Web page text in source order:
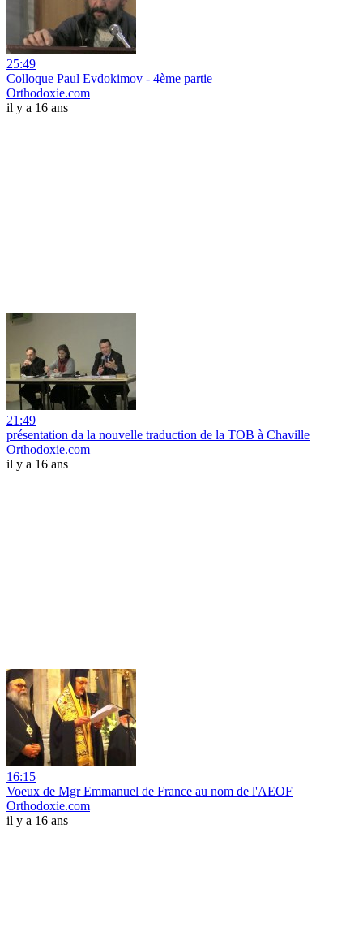
25:49
Colloque Paul Evdokimov - 4ème partie
Orthodoxie.com
il y a 16 ans
21:49
présentation da la nouvelle traduction de la TOB à Chaville
Orthodoxie.com
il y a 16 ans
16:15
Voeux de Mgr Emmanuel de France au nom de l'AEOF
Orthodoxie.com
il y a 16 ans